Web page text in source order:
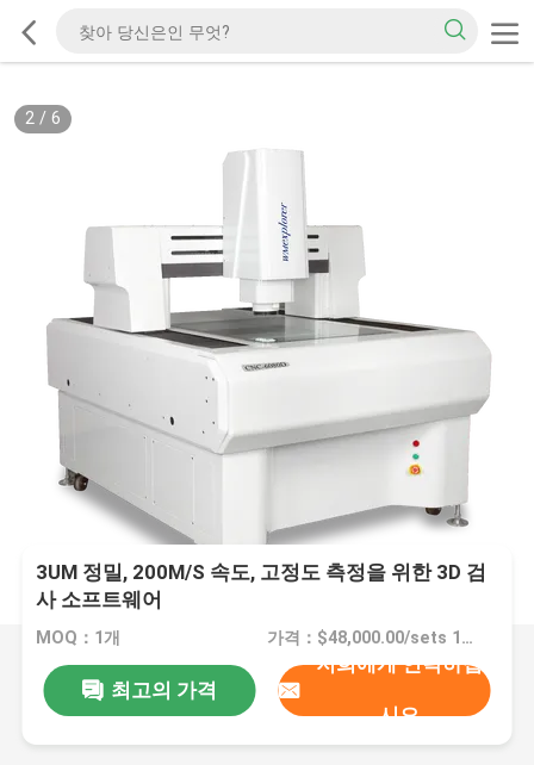
2/ 6
3UM 정밀, 200M/S 속도, 고정도 측정을 위한 3D 검
사 소프트웨어
MOQ：1개 가격：$48,000.00/sets 1-4 sets
최고의 가격
저희에게 연락하십
시오